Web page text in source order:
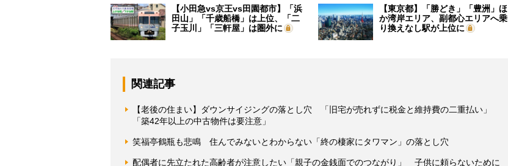
【小田急vs京王vs田園都市】「浜
田山」「千歳船橋」は上位、「二
子玉川」「三軒屋」は圏外に
【東京都】「勝どき」「豊洲」ほ
か湾岸エリア、副都心エリアへ乗
り換えなし駅が上位に
関連記事
【老後の住まい】ダウンサイジングの落とし穴 「旧宅が売れずに税金と維持費の二重払い」
「築42年以上の中古物件は要注意」
笑福亭鶴瓶も悲鳴 住んでみないとわからない「終の棲家にタワマン」の落とし穴
配偶者に先立たれた高齢者が注意したい「親子の金銭面でのつながり」 子供に頼らないために